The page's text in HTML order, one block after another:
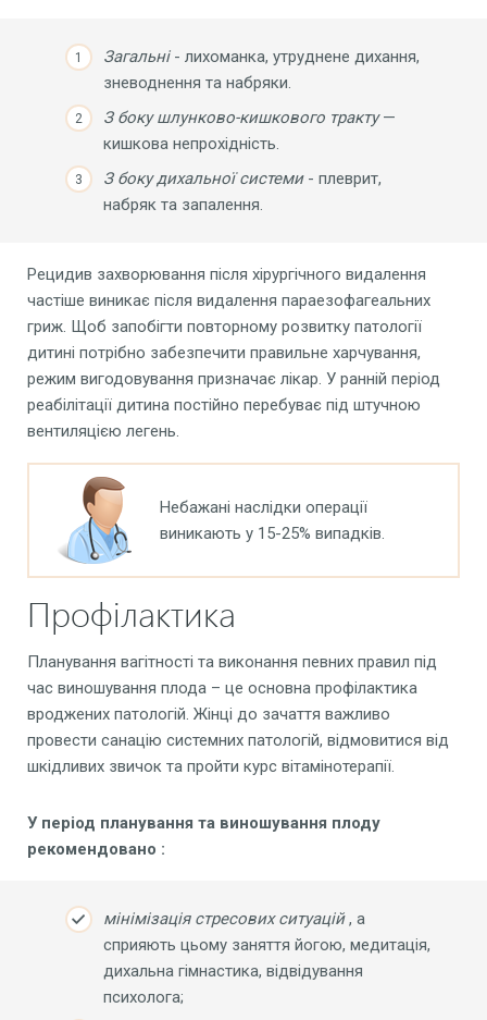
Загальні- лихоманка, утруднене дихання,
зневоднення та набряки.
З боку шлунково-кишкового тракту—
кишкова непрохідність.
З боку дихальної системи- плеврит,
набряк та запалення.
Рецидив захворювання після хірургічного видалення
частіше виникає після видалення параезофагеальних
гриж. Щоб запобігти повторному розвитку патології
дитині потрібно забезпечити правильне харчування,
режим вигодовування призначає лікар. У ранній період
реабілітації дитина постійно перебуває під штучною
вентиляцією легень.
Небажані наслідки операції
виникають у 15-25% випадків.
Профілактика
Планування вагітності та виконання певних правил під
час виношування плода – це основна профілактика
вроджених патологій. Жінці до зачаття важливо
провести санацію системних патологій, відмовитися від
шкідливих звичок та пройти курс вітамінотерапії.
У період планування та виношування плоду
рекомендовано :
мінімізація стресових ситуацій, а
сприяють цьому заняття йогою, медитація,
дихальна гімнастика, відвідування
психолога;